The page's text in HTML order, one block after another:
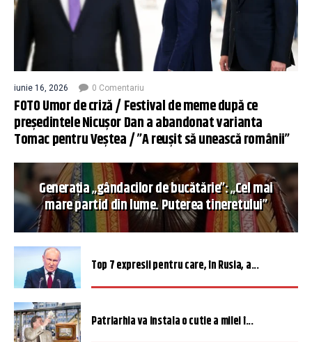
iunie 16, 2026 0 Comentariu
FOTO Umor de criză / Festival de meme după ce
președintele Nicușor Dan a abandonat varianta
Tomac pentru Veștea / ”A reușit să unească românii”
Generația „gândacilor de bucătărie”: „Cel mai
mare partid din lume. Puterea tineretului”
Top 7 expresii pentru care, în Rusia, a...
Patriarhia va instala o cutie a milei î...